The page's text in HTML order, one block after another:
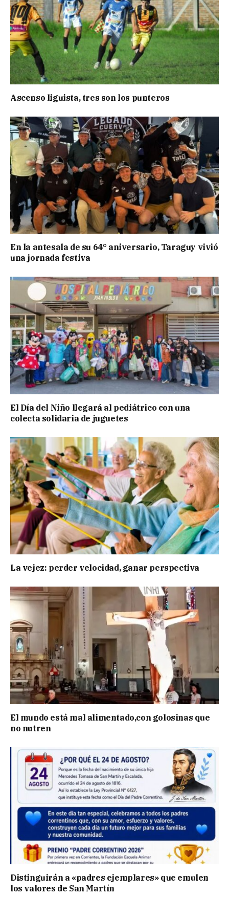
Ascenso liguista, tres son los punteros
En la antesala de su 64° aniversario, Taraguy vivió
una jornada festiva
El Día del Niño llegará al pediátrico con una
colecta solidaria de juguetes
La vejez: perder velocidad, ganar perspectiva
El mundo está mal alimentado,con golosinas que
no nutren
Distinguirán a «padres ejemplares» que emulen
los valores de San Martín